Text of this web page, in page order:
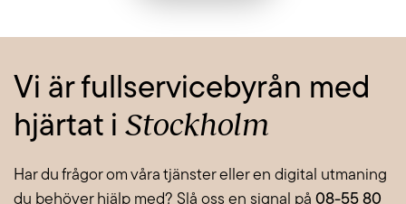
Vi är fullservicebyrån med
hjärtat i Stockholm
Har du frågor om våra tjänster eller en digital utmaning
du behöver hjälp med? Slå oss en signal på 08-55 80